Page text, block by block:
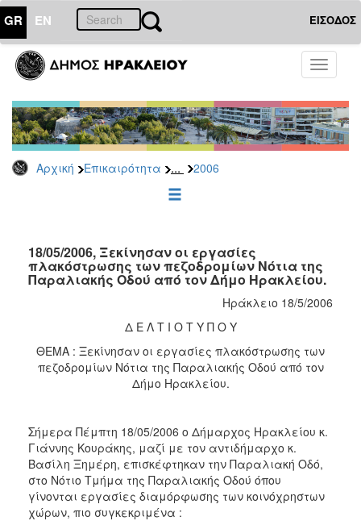
GR EN ΕΙΣΟΔΟΣ
Toggle
Αρχική Επικαιρότητα ... 2006
ΕΠΙΚΑΙΡΟΤΗΤΑ
Τύπου
Αρχείο
2026
2025
2022
2021
2018
2017
2013
2012
2011
2010
18/05/2006, Ξεκίνησαν οι εργασίες
πλακόστρωσης των πεζοδρομίων Νότια της
Παραλιακής Οδού από τον Δήμο Ηρακλείου.
Ηράκλειο 18/5/2006
Δ Ε Λ Τ Ι Ο Τ Υ Π Ο Υ
ΘΕΜΑ : Ξεκίνησαν οι εργασίες πλακόστρωσης των
πεζοδρομίων Νότια της Παραλιακής Οδού από τον
Δήμο Ηρακλείου.
Σήμερα Πέμπτη 18/05/2006 ο Δήμαρχος Ηρακλείου κ.
Γιάννης Κουράκης, μαζί με τον αντιδήμαρχο κ.
Βασίλη Ξημέρη, επισκέφτηκαν την Παραλιακή Οδό,
στο Νότιο Τμήμα της Παραλιακής Οδού όπου
γίνονται εργασίες διαμόρφωσης των κοινόχρηστων
χώρων, πιο συγκεκριμένα :